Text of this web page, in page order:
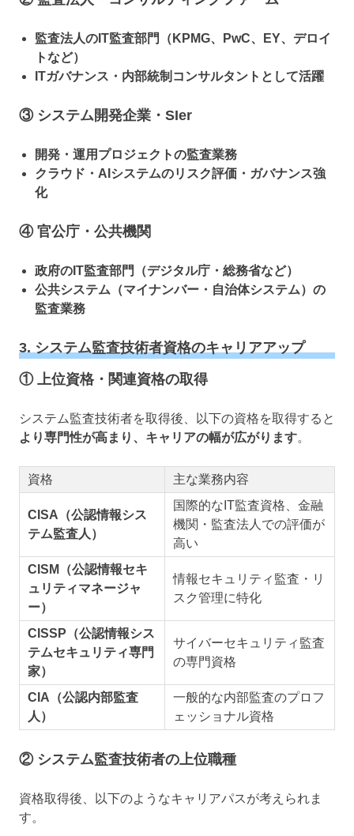
監査法人のIT監査部門（KPMG、PwC、EY、デロイ
トなど）
ITガバナンス・内部統制コンサルタントとして活躍
③ システム開発企業・SIer
開発・運用プロジェクトの監査業務
クラウド・AIシステムのリスク評価・ガバナンス強
化
④ 官公庁・公共機関
政府のIT監査部門（デジタル庁・総務省など）
公共システム（マイナンバー・自治体システム）の
監査業務
3. システム監査技術者資格のキャリアアップ
① 上位資格・関連資格の取得
システム監査技術者を取得後、以下の資格を取得すると
より専門性が高まり、キャリアの幅が広がります。
資格 主な業務内容
CISA（公認情報シス
テム監査人）
国際的なIT監査資格、金融
機関・監査法人での評価が
高い
CISM（公認情報セキ
ュリティマネージャ
ー）
情報セキュリティ監査・リ
スク管理に特化
CISSP（公認情報シス
テムセキュリティ専門
家）
サイバーセキュリティ監査
の専門資格
CIA（公認内部監査
人）
一般的な内部監査のプロフ
ェッショナル資格
② システム監査技術者の上位職種
資格取得後、以下のようなキャリアパスが考えられま
す。